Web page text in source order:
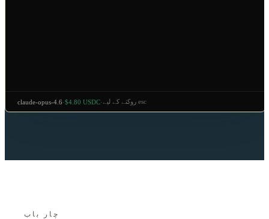
claude-opus-4.6·$4.80 USDC· روکنے کے لیے esc
چار باب